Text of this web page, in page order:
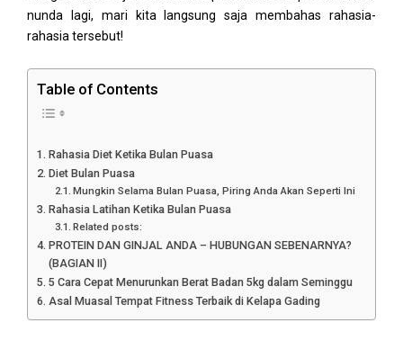
nunda lagi, mari kita langsung saja membahas rahasia-
rahasia tersebut!
Table of Contents
Rahasia Diet Ketika Bulan Puasa
Diet Bulan Puasa
Mungkin Selama Bulan Puasa, Piring Anda Akan Seperti Ini
Rahasia Latihan Ketika Bulan Puasa
Related posts:
PROTEIN DAN GINJAL ANDA – HUBUNGAN SEBENARNYA?
(BAGIAN II)
5 Cara Cepat Menurunkan Berat Badan 5kg dalam Seminggu
Asal Muasal Tempat Fitness Terbaik di Kelapa Gading